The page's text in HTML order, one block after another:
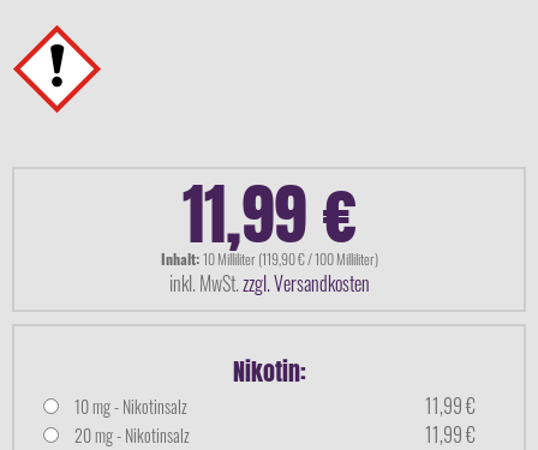
11,99 €
Inhalt:10 Milliliter (119,90 € / 100 Milliliter)
inkl. MwSt.zzgl. Versandkosten
Nikotin:
10 mg - Nikotinsalz 11,99 €
20 mg - Nikotinsalz 11,99 €